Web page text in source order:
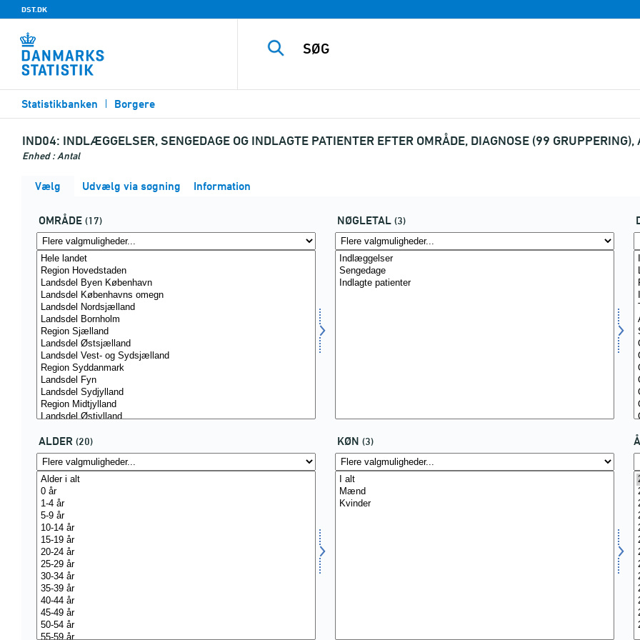
DST.DK
Statistikbanken Borgere
IND04: INDLÆGGELSER, SENGEDAGE OG INDLAGTE PATIENTER EFTER OMRÅDE, DIAGNOSE (99
Enhed : Antal
Vælg Udvælg via søgning Information
OMRÅDE (17) NØGLETAL (3)
ALDER (20) KØN (3)